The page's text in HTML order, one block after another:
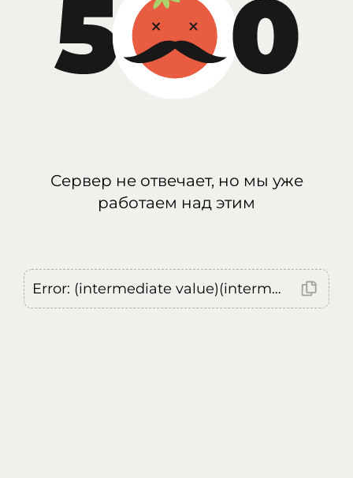
Сервер не отвечает, но мы уже
работаем над этим
Error: (intermediate value)(intermediate value)(intermediate value).replaceAll is not a function